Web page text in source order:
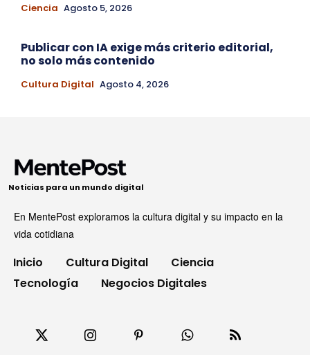
Ciencia Agosto 5, 2026
Publicar con IA exige más criterio editorial,
no solo más contenido
Cultura Digital Agosto 4, 2026
Noticias para un mundo digital
En MentePost exploramos la cultura digital y su impacto en la
vida cotidiana
Inicio Cultura Digital
Ciencia
Tecnología
Negocios Digitales